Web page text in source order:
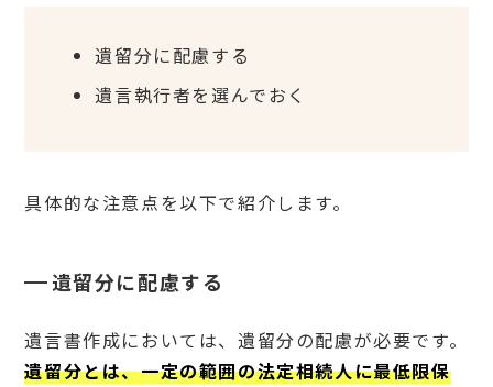
遺留分に配慮する
遺言執行者を選んでおく
具体的な注意点を以下で紹介します。
遺留分に配慮する
遺言書作成においては、遺留分の配慮が必要です。
遺留分とは、一定の範囲の法定相続人に最低限保